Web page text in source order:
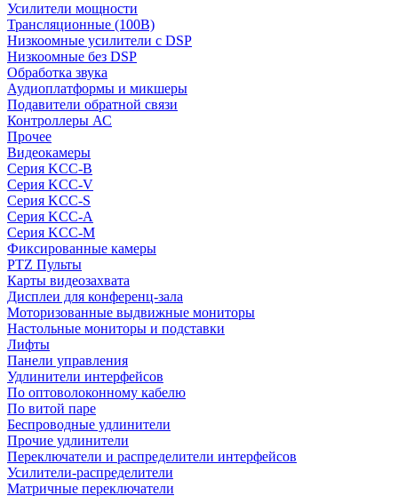
Усилители мощности
Трансляционные (100В)
Низкоомные усилители с DSP
Низкоомные без DSP
Обработка звука
Аудиоплатформы и микшеры
Подавители обратной связи
Контроллеры АС
Прочее
Видеокамеры
Серия KCC-B
Серия KCC-V
Серия KCC-S
Серия KCC-A
Серия KCC-M
Фиксированные камеры
PTZ Пульты
Карты видеозахвата
Дисплеи для конференц-зала
Моторизованные выдвижные мониторы
Настольные мониторы и подставки
Лифты
Панели управления
Удлинители интерфейсов
По оптоволоконному кабелю
По витой паре
Беспроводные удлинители
Прочие удлинители
Переключатели и распределители интерфейсов
Усилители-распределители
Матричные переключатели